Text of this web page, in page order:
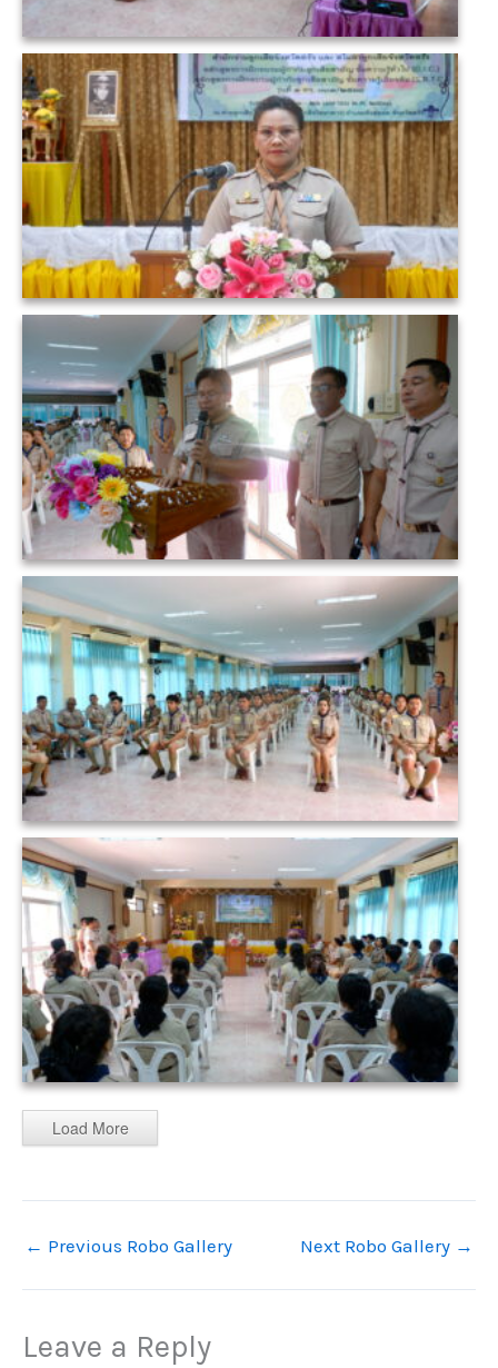
Load More
← Previous Robo Gallery Next Robo Gallery →
Leave a Reply